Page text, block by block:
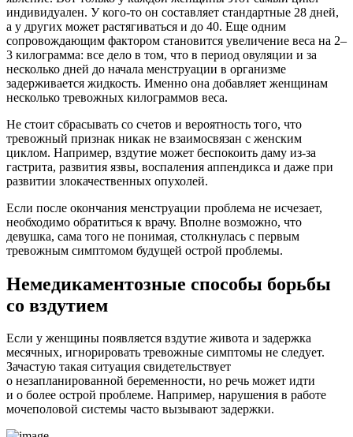
индивидуален. У кого-то он составляет стандартные 28 дней,
а у других может растягиваться и до 40. Еще одним
сопровождающим фактором становится увеличение веса на 2–
3 килограмма: все дело в том, что в период овуляции и за
несколько дней до начала менструации в организме
задерживается жидкость. Именно она добавляет женщинам
несколько тревожных килограммов веса.
Не стоит сбрасывать со счетов и вероятность того, что
тревожный признак никак не взаимосвязан с женским
циклом. Например, вздутие может беспокоить даму из-за
гастрита, развития язвы, воспаления аппендикса и даже при
развитии злокачественных опухолей.
Если после окончания менструации проблема не исчезает,
необходимо обратиться к врачу. Вполне возможно, что
девушка, сама того не понимая, столкнулась с первым
тревожным симптомом будущей острой проблемы.
Немедикаментозные способы борьбы
со вздутием
Если у женщины появляется вздутие живота и задержка
месячных, игнорировать тревожные симптомы не следует.
Зачастую такая ситуация свидетельствует
о незапланированной беременности, но речь может идти
и о более острой проблеме. Например, нарушения в работе
мочеполовой системы часто вызывают задержки.